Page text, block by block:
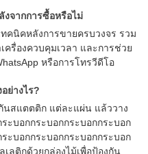
จากการซื้อหรือไม่
คนิคหลังการขายครบวงจร รวม
ครื่องควบคุมเวลา และการช่วย
หรือการโทรวีดีโอ
ย่างไร?
สแตตติก แต่ละแผ่น แล้ววาง
ะบอกกระบอกกระบอกกระบอก
ะบอกกระบอกกระบอกกระบอก
ลติกด้วยกล่องไม้เพื่อป้องกัน